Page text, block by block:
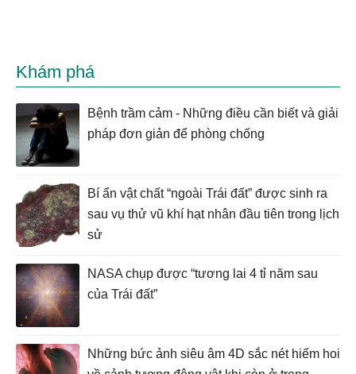
Khám phá
Bệnh trầm cảm - Những điều cần biết và giải
pháp đơn giản để phòng chống
Bí ẩn vật chất “ngoài Trái đất” được sinh ra
sau vụ thử vũ khí hạt nhân đầu tiên trong lịch
sử
NASA chụp được “tương lai 4 tỉ năm sau
của Trái đất”
Những bức ảnh siêu âm 4D sắc nét hiếm hoi